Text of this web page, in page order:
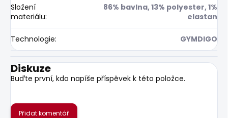
Složení
materiálu:
86% bavlna, 13% polyester, 1%
elastan
Technologie: GYMDIGO
Diskuze
Buďte první, kdo napíše příspěvek k této položce.
Přidat komentář